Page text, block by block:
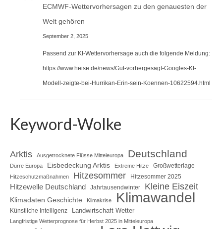
ECMWF-Wettervorhersagen zu den genauesten der
Welt gehören
September 2, 2025
Passend zur KI-Wettervorhersage auch die folgende Meldung:
https://www.heise.de/news/Gut-vorhergesagt-Googles-KI-
Modell-zeigte-bei-Hurrikan-Erin-sein-Koennen-10622594.html
Keyword-Wolke
Arktis Ausgetrocknete Flüsse Mitteleuropa Deutschland
Dürre Europa Eisbedeckung Arktis Extreme Hitze Großwetterlage
Hitzeschutzmaßnahmen Hitzesommer Hitzesommer 2025
Hitzewelle Deutschland Jahrtausendwinter Kleine Eiszeit
Klimadaten Geschichte Klimakrise Klimawandel
Künstliche Intelligenz Landwirtschaft Wetter
Langfristige Wetterprognose für Herbst 2025 in Mitteleuropa